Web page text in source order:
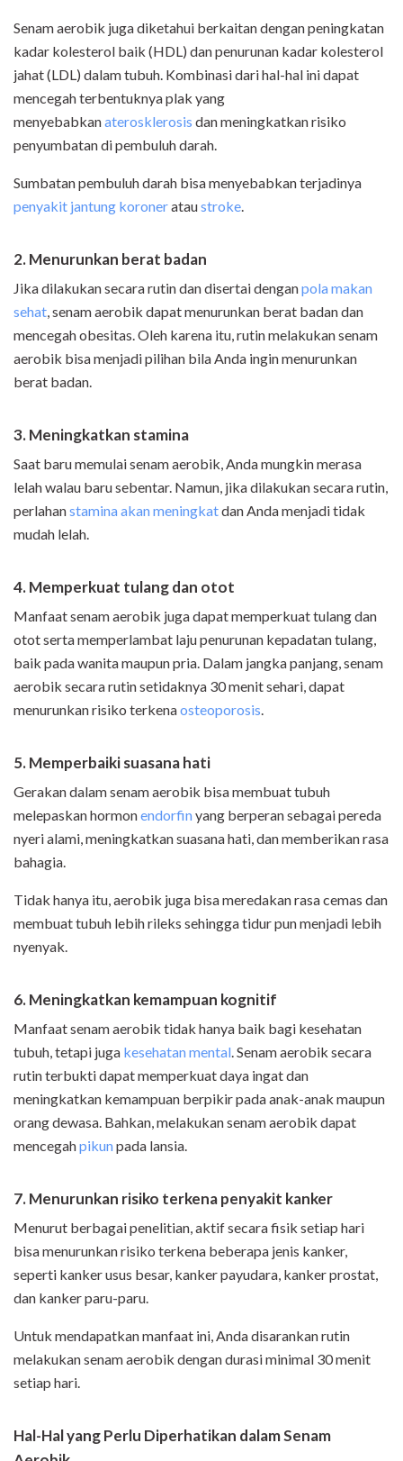
Senam aerobik juga diketahui berkaitan dengan peningkatan
kadar kolesterol baik (HDL) dan penurunan kadar kolesterol
jahat (LDL) dalam tubuh. Kombinasi dari hal-hal ini dapat
mencegah terbentuknya plak yang
menyebabkanaterosklerosis dan meningkatkan risiko
penyumbatan di pembuluh darah.
Sumbatan pembuluh darah bisa menyebabkan terjadinya
penyakit jantung koronerataustroke.
2. Menurunkan berat badan
Jika dilakukan secara rutin dan disertai denganpola makan
sehat, senam aerobik dapat menurunkan berat badan dan
mencegah obesitas. Oleh karena itu, rutin melakukan senam
aerobik bisa menjadi pilihan bila Anda ingin menurunkan
berat badan.
3. Meningkatkan stamina
Saat baru memulai senam aerobik, Anda mungkin merasa
lelah walau baru sebentar. Namun, jika dilakukan secara rutin,
perlahanstamina akan meningkatdan Anda menjadi tidak
mudah lelah.
4. Memperkuat tulang dan otot
Manfaat senam aerobik juga dapat memperkuat tulang dan
otot serta memperlambat laju penurunan kepadatan tulang,
baik pada wanita maupun pria. Dalam jangka panjang, senam
aerobik secara rutin setidaknya 30 menit sehari, dapat
menurunkan risiko terkenaosteoporosis.
5. Memperbaiki suasana hati
Gerakan dalam senam aerobik bisa membuat tubuh
melepaskan hormonendorfinyang berperan sebagai pereda
nyeri alami, meningkatkan suasana hati, dan memberikan rasa
bahagia.
Tidak hanya itu, aerobik juga bisa meredakan rasa cemas dan
membuat tubuh lebih rileks sehingga tidur pun menjadi lebih
nyenyak.
6. Meningkatkan kemampuan kognitif
Manfaat senam aerobik tidak hanya baik bagi kesehatan
tubuh, tetapi juga kesehatan mental. Senam aerobik secara
rutin terbukti dapat memperkuat daya ingat dan
meningkatkan kemampuan berpikir pada anak-anak maupun
orang dewasa. Bahkan, melakukan senam aerobik dapat
mencegahpikunpada lansia.
7. Menurunkan risiko terkena penyakit kanker
Menurut berbagai penelitian, aktif secara fisik setiap hari
bisa menurunkan risiko terkena beberapa jenis kanker,
seperti kanker usus besar, kanker payudara, kanker prostat,
dan kanker paru-paru.
Untuk mendapatkan manfaat ini, Anda disarankan rutin
melakukan senam aerobik dengan durasi minimal 30 menit
setiap hari.
Hal-Hal yang Perlu Diperhatikan dalam Senam